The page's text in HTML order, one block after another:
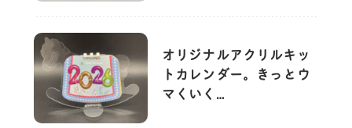
オリジナルアクリルキッ
トカレンダー。きっとウ
マくいく…